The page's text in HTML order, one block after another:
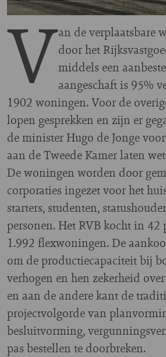
Van de verplaatsbare
door het
middels een
aangeschaft is 95%
1902 woningen. Voor de
lopen gesprekken en zijn er
de minister Hugo de Jonge
aan de Tweede Kamer laten
De woningen worden door
corporaties ingezet voor het
starters, studenten,
personen. Het RVB kocht in 42
1.992 flexwoningen. De
om de productiecapaciteit bij
verhogen en hen zekerheid
en aan de andere kant de
projectvolgorde van
besluitvorming,
pas bestellen te doorbreken.